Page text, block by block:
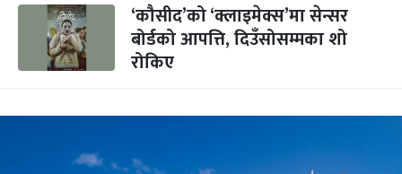
‘कौसीद’को ‘क्लाइमेक्स’मा सेन्सर
बोर्डको आपत्ति, दिउँसोसम्मका शो
रोकिए